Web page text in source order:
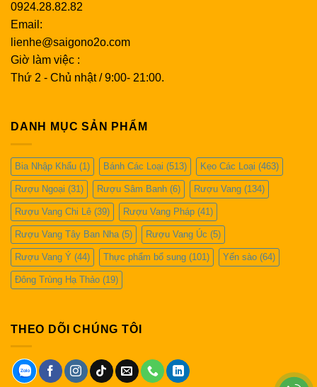
0924.28.82.82
Email:
lienhe@saigono2o.com
Giờ làm việc :
Thứ 2 - Chủ nhật / 9:00- 21:00.
DANH MỤC SẢN PHẨM
Bia Nhập Khẩu (1) Bánh Các Loại (513) Kẹo Các Loại (463)
Rượu Ngoại (31) Rượu Sâm Banh (6) Rượu Vang (134)
Rượu Vang Chi Lê (39) Rượu Vang Pháp (41)
Rượu Vang Tây Ban Nha (5) Rượu Vang Úc (5)
Rượu Vang Ý (44) Thực phẩm bổ sung (101) Yến sào (64)
Đông Trùng Hạ Thảo (19)
THEO DÕI CHÚNG TÔI